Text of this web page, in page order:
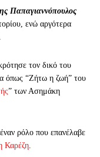
Παπαγιαννόπουλος
ενώ αργότερα
τον δικό του
όπως “Ζήτω η ζωή” του
” των Ασημάκη
ρόλο που επανέλαβε
Καρέζη.